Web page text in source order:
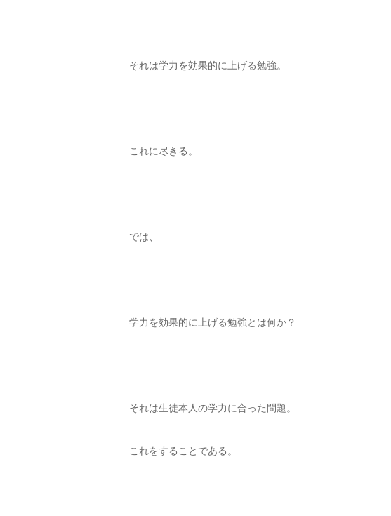
それは学力を効果的に上げる勉強。
これに尽きる。
では、
学力を効果的に上げる勉強とは何か？
それは生徒本人の学力に合った問題。
これをすることである。